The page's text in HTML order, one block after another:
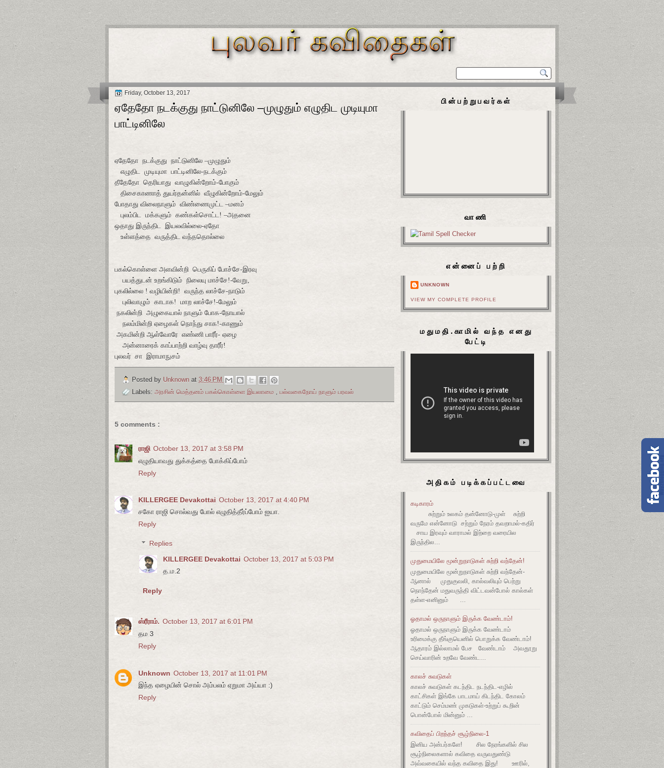
Friday, October 13, 2017
ஏதேதோ நடக்குது நாட்டுனிலே –முழுதும் எழுதிட முடியுமா
பாட்டினிலே
ஏதேதோ நடக்குது நாட்டுனிலே –முழுதும்
எழுதிட
முடியுமா பாட்டினிலே-நடக்கும்
தீதேதோ தெரியாது வாழுகின்றோம்-போகும்
திசைகாணாத் துயர்தன்னில் வீழுகின்றோம்-மேலும்
போதாது விலைநாளும் விண்ணைமுட்ட –மனம்
புலம்பிட
மக்களும் கண்கள்சொட்ட! –அதனை
ஒதாது இருந்திட
இயலவில்லை-ஏதோ
உள்ளத்தை வருத்திட வந்ததொல்லை
பகல்கொள்ளை அளவின்றி பெருகிப் போச்சே-இரவு
பயத்துடன் உறங்கிடும் நிலையு மாச்சே!-வேறு,
புகலில்லை ! வழியின்றி!
வருந்த லாச்சே-நாடும்
புலிவாழும் காடாக!
மாற லாச்சே!-மேலும்
நகலின்றி அழுகையால் நாளும் போக-நோயால்
நலம்மின்றி ஏழைகள் நொந்து சாக!-காணும்
அகமின்றி ஆள்வோரே எண்ணி பாரீர்- ஏழை
அன்னாரைக் காப்பாற்றி வாழ்வு தாரீர்!
புலவர் சா இராமாநுசம்
Posted by Unknown at 3:46 PM
Labels: அரசின் மெத்தனம் பகல்கொள்ளை இயலாமை , பல்வகைநோய் நாளும் பரவல்
5 comments :
ராஜி October 13, 2017 at 3:58 PM
எழுதியாவது துக்கத்தை போக்கிப்போம்
Reply
KILLERGEE Devakottai October 13, 2017 at 4:40 PM
சகோ ராஜி சொல்வது போல் எழுதித்தீர்ப்போம் ஐயா.
Reply
Replies
KILLERGEE Devakottai October 13, 2017 at 5:03 PM
த.ம.2
Reply
ஸ்ரீராம். October 13, 2017 at 6:01 PM
தம 3
Reply
Unknown October 13, 2017 at 11:01 PM
இந்த ஏழையின் சொல் அம்பலம் ஏறுமா அய்யா :)
Reply
பின்பற்றுபவர்கள்
வாணி
என்னைப் பற்றி
UNKNOWN
VIEW MY COMPLETE PROFILE
மதுமதி.காமில் வந்த எனது
பேட்டி
அதிகம் படிக்கப்பட்டவை
கடிகாரம்
சுற்றும் உலகம் தன்னோடு-முள் சுற்றி
வருமே என்னோடு சற்றும் நேரம் தவறாமல்-கதிர்
சாய இரவும் வாராமல் இற்றை வரையில
இருந்தில...
முதுமையிலே மூன்றுநாடுகள் சுற்றி வந்தேன்!
முதுமையிலே மூன்றுநாடுகள் சுற்றி வந்தேன்-
ஆனால் முதுகுவலி, கால்வலியும் பெற்று
நொந்தேன் மதுவருந்தி விட்டவன்போல் கால்கள்
தள்ள-எனினும் ...
ஓதாமல் ஒருநாளும் இருக்க வேண்டாம்!
ஓதாமல் ஒருநாளும் இருக்க வேண்டாம்
உரிமைக்கு தீங்குயெனில் பொறுக்க வேண்டாம்!
ஆதாரம் இல்லாமல் பேச வேண்டாம் அவதூறு
செய்வாரின் உறவே வேண்ட...
காலச் சுவடுகள்
காலச் சுவடுகள் கடந்திட நடந்திட-எழில்
காட்சிகள் இங்கே பாடமாய் கிடந்திட கோலம்
காட்டும் செம்மண் முகடுகள்-உற்றுப் கூறின்
பொன்போல் மின்னும் ...
கவிதைப் பிறந்தச் சூழ்நிலை-1
இனிய அன்பர்களே! சில நேரங்களில் சில
சூழ்நிலைகளால் கவிதை வருவதுண்டு
அவ்வகையில் வந்த கவிதை இது! ஊரில்,